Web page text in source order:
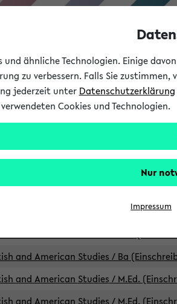
Studium
and American Studies / B.A.
and American Studies / B.A.
and American Studies / Ba
and American Studies / M.Ed.
and American Studies / M.Ed.
und ähnliche Technologien. Einige
zu verbessern. Falls Sie
jederzeit unter Datenschutzerklärung
Cookies und Technologien.
Nur
Impressum